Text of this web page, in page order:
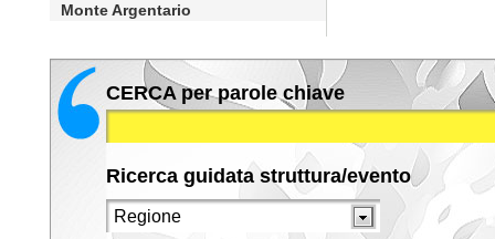
Monte Argentario
CERCA per parole chiave
Ricerca guidata struttura/evento